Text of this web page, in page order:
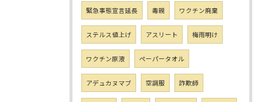
緊急事態宣言延長 毒親 ワクチン廃棄
ステルス値上げ アスリート 梅雨明け
ワクチン原液 ペーパータオル
アデュカヌマブ 空調服 詐欺師